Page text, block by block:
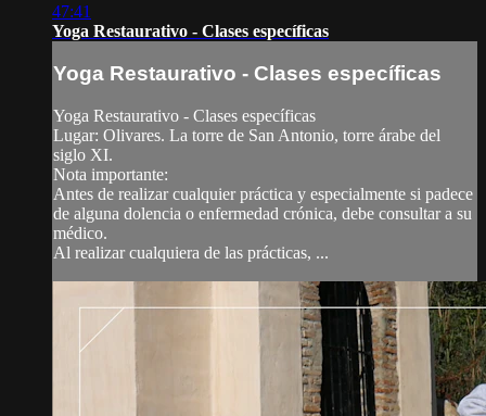
47:41
Yoga Restaurativo - Clases específicas
Yoga Restaurativo - Clases específicas
Yoga Restaurativo - Clases específicas
Lugar: Olivares. La torre de San Antonio, torre árabe del
siglo XI.
Nota importante:
Antes de realizar cualquier práctica y especialmente si padece
de alguna dolencia o enfermedad crónica, debe consultar a su
médico.
Al realizar cualquiera de las prácticas, ...